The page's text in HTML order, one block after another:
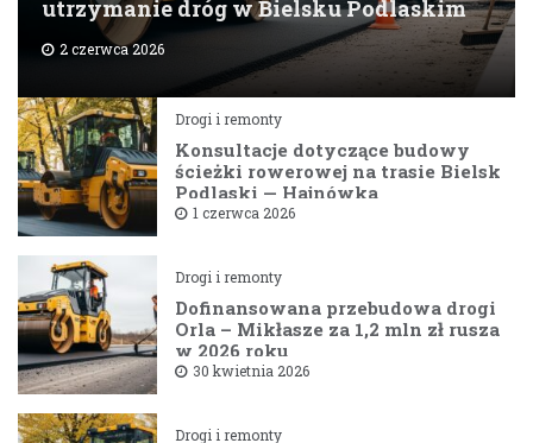
utrzymanie dróg w Bielsku Podlaskim
2 czerwca 2026
Drogi i remonty
Konsultacje dotyczące budowy
ścieżki rowerowej na trasie Bielsk
Podlaski — Hajnówka
1 czerwca 2026
Drogi i remonty
Dofinansowana przebudowa drogi
Orla – Mikłasze za 1,2 mln zł rusza
w 2026 roku
30 kwietnia 2026
Drogi i remonty